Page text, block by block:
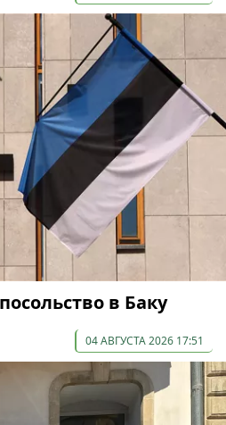
в Баку
04 АВГУСТА 2026 17:51